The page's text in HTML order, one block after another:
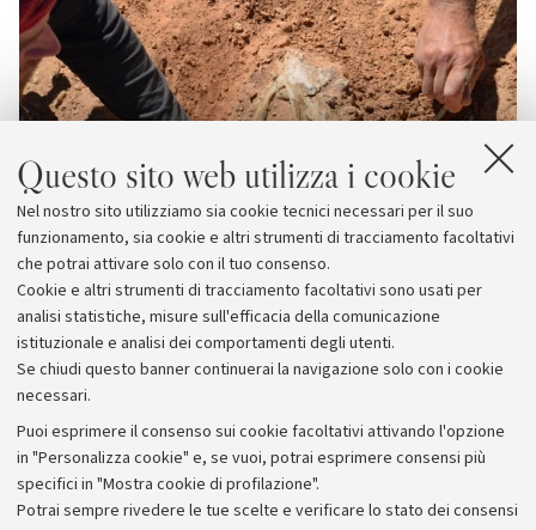
Questo sito web utilizza i cookie
Nel nostro sito utilizziamo sia cookie tecnici necessari per il suo
funzionamento, sia cookie e altri strumenti di tracciamento facoltativi
che potrai attivare solo con il tuo consenso.
Cookie e altri strumenti di tracciamento facoltativi sono usati per
analisi statistiche, misure sull'efficacia della comunicazione
istituzionale e analisi dei comportamenti degli utenti.
Se chiudi questo banner continuerai la navigazione solo con i cookie
necessari.
Puoi esprimere il consenso sui cookie facoltativi attivando l'opzione
in "Personalizza cookie" e, se vuoi, potrai esprimere consensi più
specifici in "Mostra cookie di profilazione".
Potrai sempre rivedere le tue scelte e verificare lo stato dei consensi
Archivio
Comunicati stampa
Redazione